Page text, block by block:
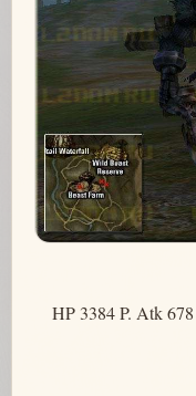
HP 3384 P. Atk